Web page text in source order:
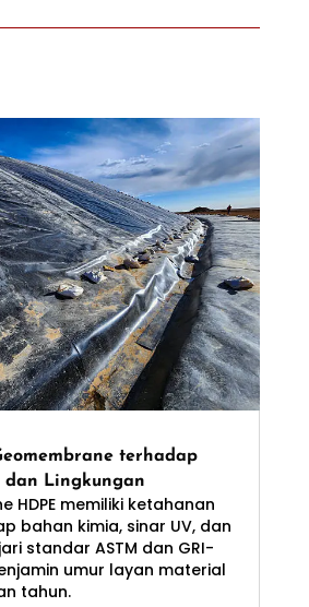
terhadap
dan Lingkungan
HDPE memiliki ketahanan
bahan kimia, sinar UV, dan
standar ASTM dan GRI-
umur layan material
tahun.